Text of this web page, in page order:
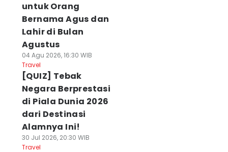
untuk Orang
Bernama Agus dan
Lahir di Bulan
Agustus
04 Agu 2026, 16:30 WIB
Travel
[QUIZ] Tebak
Negara Berprestasi
di Piala Dunia 2026
dari Destinasi
Alamnya Ini!
30 Jul 2026, 20:30 WIB
Travel